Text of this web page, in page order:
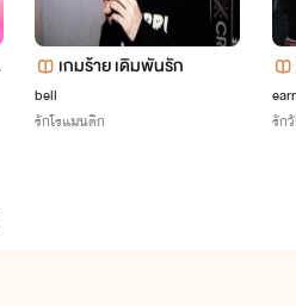
เกมร้าย เดิมพันรัก
bell
รักโรแมนติก
รัก